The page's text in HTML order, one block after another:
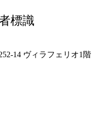
標識
14 ヴィラフェリオ1階